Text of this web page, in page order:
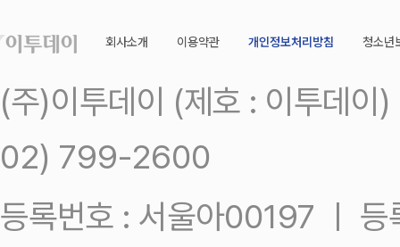
회사소개 이용약관 개인정보처리방침 청소년
(주)이투데이 (제호 : 이투데
02) 799-2600
등록번호 : 서울아00197 ㅣ